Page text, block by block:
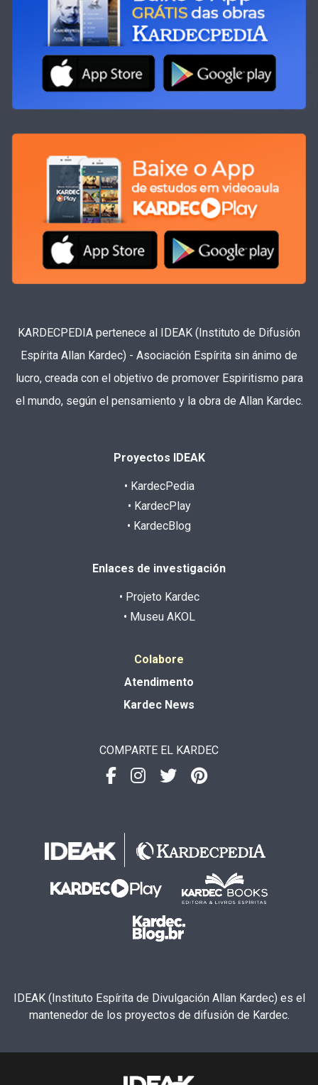
KARDECPEDIA pertenece al IDEAK (Instituto de Difusión
Espírita Allan Kardec) - Asociación Espírita sin ánimo de
lucro, creada con el objetivo de promover Espiritismo para
el mundo, según el pensamiento y la obra de Allan Kardec.
Proyectos IDEAK
• KardecPedia
• KardecPlay
• KardecBlog
Enlaces de investigación
• Projeto Kardec
• Museu AKOL
Colabore
Atendimento
Kardec News
COMPARTE EL KARDEC
IDEAK (Instituto Espírita de Divulgación Allan Kardec) es el
mantenedor de los proyectos de difusión de Kardec.